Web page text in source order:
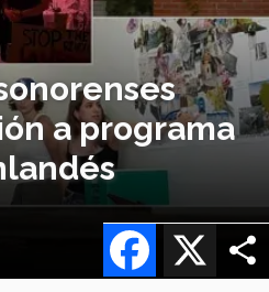
a programa
X
Facebook